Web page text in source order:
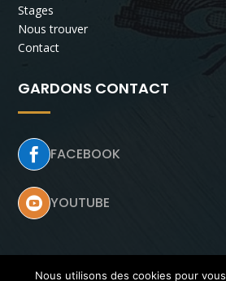
Stages
Nous trouver
Contact
GARDONS CONTACT
 FACEBOOK
 YOUTUBE
Nous utilisons des cookies pour